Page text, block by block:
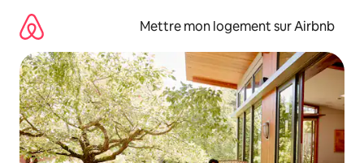
directement
contenu
Mettre mon logement sur Airbnb